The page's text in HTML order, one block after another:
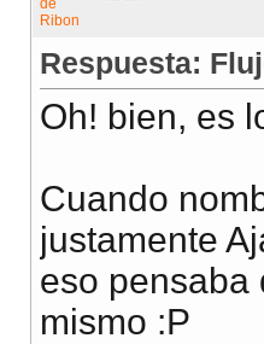
Respuesta:
Oh! bien, es
Cuando
justamente
eso pensaba
mismo :P